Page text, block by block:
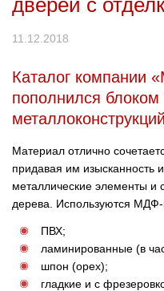
дверей с
11.12.2018
Каталог компании
пополнился
Материал отлично
придавая им изысканность
металлические элементы и
дерева. Используются
ПВХ;
ламинированные (в
шпон (орех);
гладкие и с